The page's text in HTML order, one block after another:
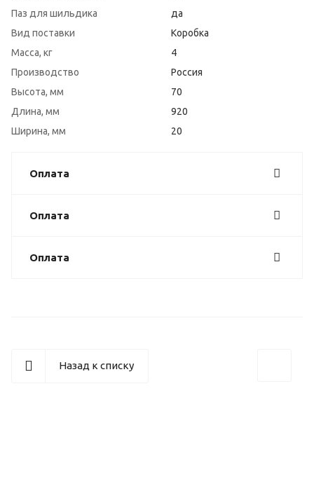
Паз для шильдика
да
Вид поставки
Коробка
Масса, кг
4
Производство
Россия
Высота, мм
70
Длина, мм
920
Ширина, мм
20
Оплата
Оплата
Оплата
Назад к списку